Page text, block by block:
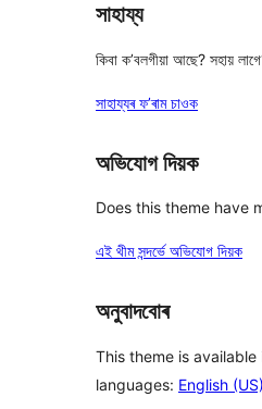
সাহায্য
কিবা ক’বলগীয়া আছে? সহায়
সাহায্যৰ ফ’ৰাম চাওক
অভিযোগ দিয়ক
Does this theme have
এই থীম সন্দৰ্ভে অভিযোগ দিয়ক
অনুবাদবোৰ
This theme is
languages: English (US)